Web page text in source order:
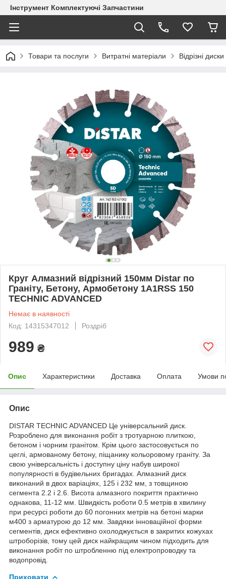
Інструмент Комплектуючі Запчастини
Товари та послуги Витратні матеріали Відрізні диски
Круг Алмазний відрізний 150мм Distar по
Граніту, Бетону, Армобетону 1A1RSS 150
TECHNIC ADVANCED
Немає в наявності
Код: 14315347012
Роздріб
989 ₴
Опис Характеристики Доставка Оплата Умови
Опис
DISTAR TECHNIC ADVANCED Це універсальний диск.
Розроблено для виконання робіт з тротуарною плиткою,
бетоном і чорним гранітом. Крім цього застосовується по
цеглі, армованому бетону, піщанику кольоровому граніту. За
свою універсальність і доступну ціну набув широкої
популярності в будівельних бригадах. Алмазний диск
виконаний в двох варіаціях, 125 і 232 мм, з товщиною
сегмента 2.2 і 2.6. Висота алмазного покриття практично
однакова, 11-12 мм. Швидкість роботи 0.5 метрів в хвилину
при ресурсі роботи до 60 погонних метрів на бетоні марки
м400 з арматурою до 12 мм. Завдяки інноваційної форми
сегментів, диск ефективно охолоджується в закритих кожухах
штроборізів, тому цей диск найкращим чином підходить для
виконання робіт по штробленню під електропроводку та
водопровід.
Приховати